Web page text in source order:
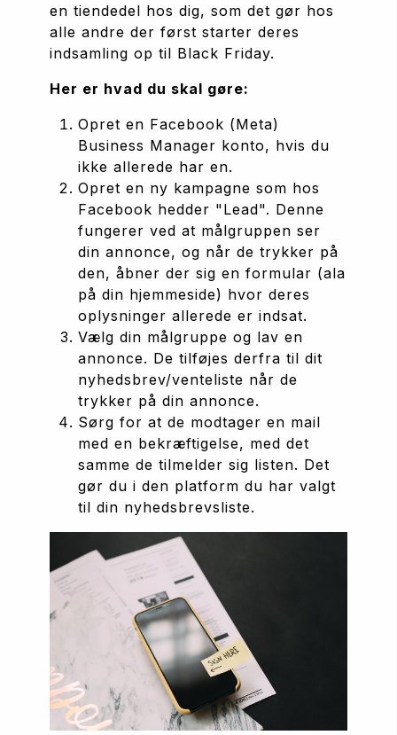
en tiendedel hos dig, som det gør hos
alle andre der først starter deres
indsamling op til Black Friday.
Her er hvad du skal gøre:
Opret en Facebook (Meta)
Business Manager konto, hvis du
ikke allerede har en.
Opret en ny kampagne som hos
Facebook hedder "Lead". Denne
fungerer ved at målgruppen ser
din annonce, og når de trykker på
den, åbner der sig en formular (ala
på din hjemmeside) hvor deres
oplysninger allerede er indsat.
Vælg din målgruppe og lav en
annonce. De tilføjes derfra til dit
nyhedsbrev/venteliste når de
trykker på din annonce.
Sørg for at de modtager en mail
med en bekræftigelse, med det
samme de tilmelder sig listen. Det
gør du i den platform du har valgt
til din nyhedsbrevsliste.